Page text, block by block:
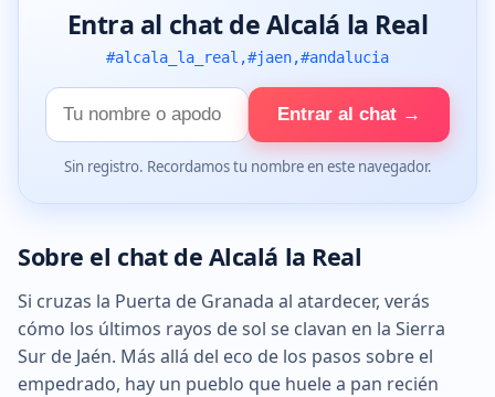
Entra al chat de Alcalá la Real
#alcala_la_real,#jaen,#andalucia
Tu
nombre
Entrar al chat →
Sin registro. Recordamos tu nombre en este navegador.
Sobre el chat de Alcalá la Real
Si cruzas la Puerta de Granada al atardecer, verás
cómo los últimos rayos de sol se clavan en la Sierra
Sur de Jaén. Más allá del eco de los pasos sobre el
empedrado, hay un pueblo que huele a pan recién